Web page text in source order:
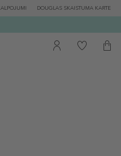
DOUGLAS SKAISTUMA KARTE